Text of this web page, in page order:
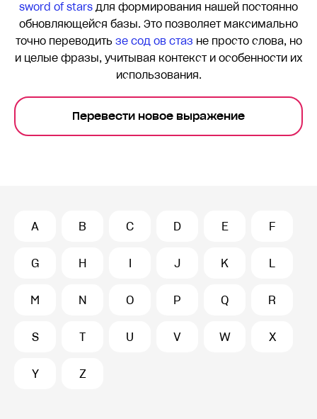
sword of stars для формирования нашей постоянно
обновляющейся базы. Это позволяет максимально
точно переводить зе сод ов стаз не просто слова, но
и целые фразы, учитывая контекст и особенности их
использования.
Перевести новое выражение
A B C D E F
G H I J K L
M N O P Q R
S T U V W X
Y Z